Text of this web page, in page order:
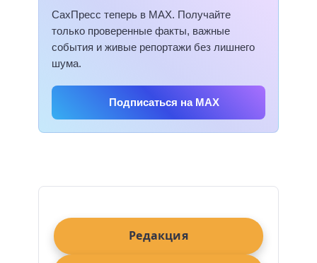
СахПресс теперь в MAX. Получайте
только проверенные факты, важные
события и живые репортажи без лишнего
шума.
Подписаться на MAX
Редакция